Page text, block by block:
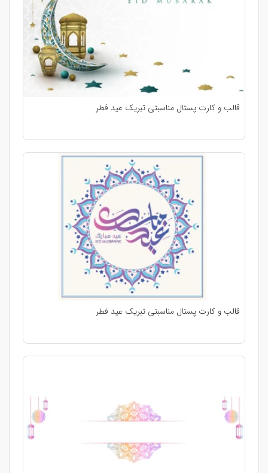
قالب و کارت پستال مناسبتی تبریک عید فطر
قالب و کارت پستال مناسبتی تبریک عید فطر